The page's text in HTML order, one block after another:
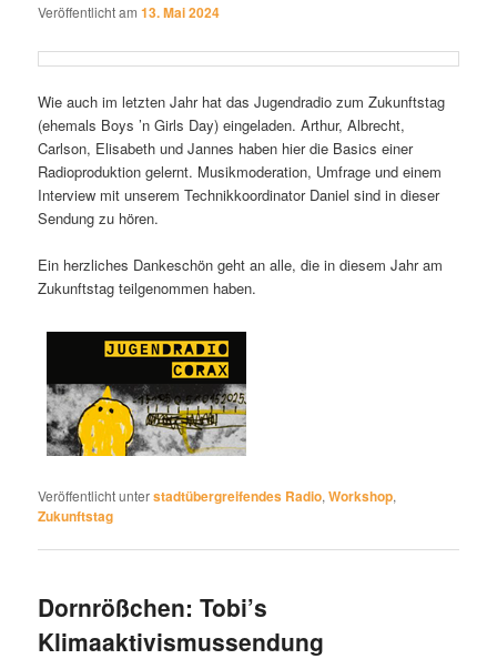
Veröffentlicht am13. Mai 2024
Wie auch im letzten Jahr hat das Jugendradio zum Zukunftstag
(ehemals Boys ’n Girls Day) eingeladen. Arthur, Albrecht,
Carlson, Elisabeth und Jannes haben hier die Basics einer
Radioproduktion gelernt. Musikmoderation, Umfrage und einem
Interview mit unserem Technikkoordinator Daniel sind in dieser
Sendung zu hören.
Ein herzliches Dankeschön geht an alle, die in diesem Jahr am
Zukunftstag teilgenommen haben.
Veröffentlicht unterstadtübergreifendes Radio,Workshop,
Zukunftstag
Dornrößchen: Tobi’s
Klimaaktivismussendung